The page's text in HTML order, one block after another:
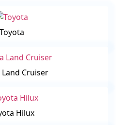
Toyota
Cruiser
Hilux